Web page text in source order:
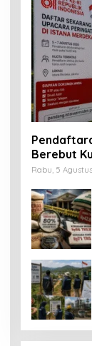
Berebut
Rabu, 5